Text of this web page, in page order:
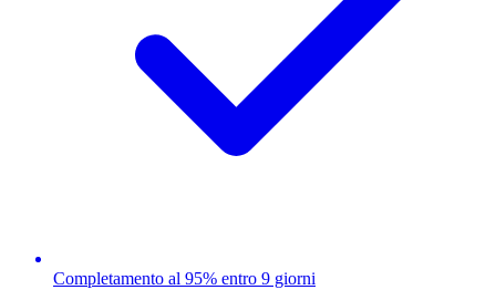
Completamento al 95% entro 9 giorni